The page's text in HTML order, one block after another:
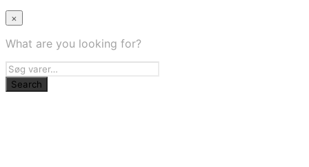
×
What are you looking for?